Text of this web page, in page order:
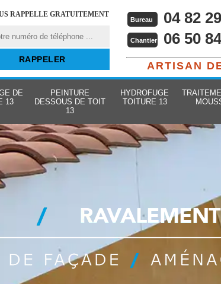
RAPPELLE GRATUITEMENT
Bureau 04 82
Chantier 06 50
ARTISAN
DE
13
PEINTURE
DESSOUS DE TOIT
13
HYDROFUGE
TOITURE 13